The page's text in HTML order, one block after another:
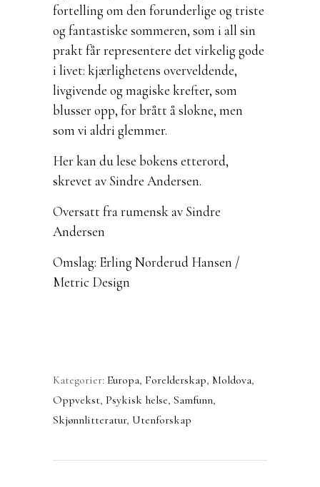
fortelling om den forunderlige og triste
og fantastiske sommeren, som i all sin
prakt får representere det virkelig gode
i livet: kjærlighetens overveldende,
livgivende og magiske krefter, som
blusser opp, for brått å slokne, men
som vi aldri glemmer.
Her kan du lese bokens etterord,
skrevet av Sindre Andersen.
Oversatt fra rumensk av Sindre
Andersen
Omslag: Erling Norderud Hansen /
Metric Design
Kategorier: Europa, Forelderskap, Moldova,
Oppvekst, Psykisk helse, Samfunn,
Skjønnlitteratur, Utenforskap